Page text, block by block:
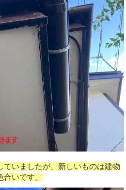
ていましたが、新しいものは建物
いです。